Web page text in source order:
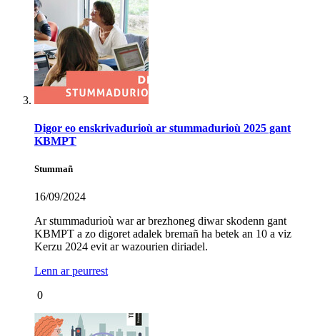
Digor eo enskrivadurioù ar stummadurioù 2025 gant
KBMPT
Stummañ
16/09/2024
Ar stummadurioù war ar brezhoneg diwar skodenn gant
KBMPT a zo digoret adalek bremañ ha betek an 10 a viz
Kerzu 2024 evit ar wazourien diriadel.
Lenn ar peurrest
0